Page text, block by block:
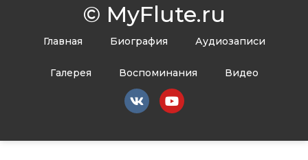
© MyFlute.ru
Главная Биография Аудиозаписи
Галерея Воспоминания Видео